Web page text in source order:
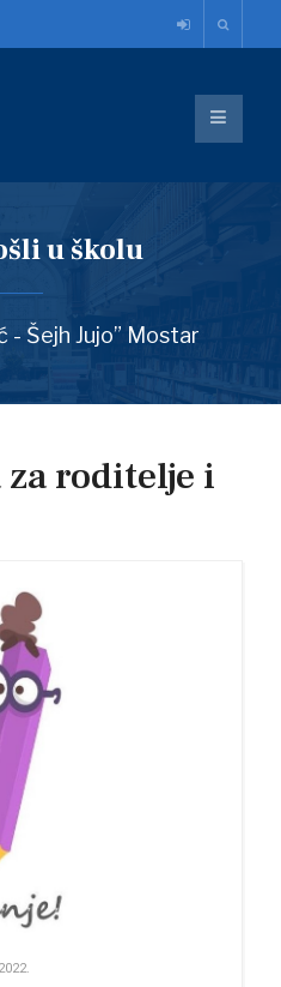
u školu
- Šejh Jujo” Mostar
za roditelje i